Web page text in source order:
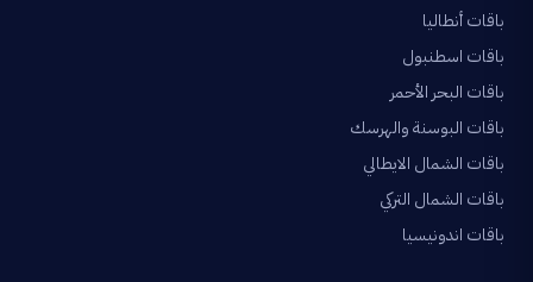
باقات أنطاليا
باقات اسطنبول
باقات البحر الأحمر
باقات البوسنة والهرسك
باقات الشمال الايطالي
باقات الشمال التركي
باقات اندونيسيا